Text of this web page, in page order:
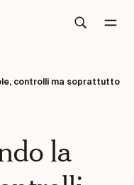
controlli ma soprattutto
la